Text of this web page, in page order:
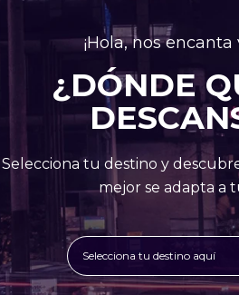
¡Hola, nos
¿DÓNDE
Selecciona tu destino y
mejor se adapta a
Selecciona tu destino aquí